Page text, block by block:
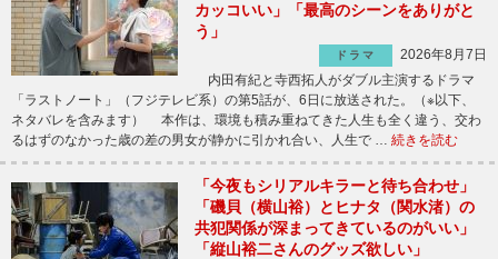
カッコいい」「最高のシーンをありがと
う」
ドラマ
2026年8月7日
内田有紀と寺西拓人がダブル主演するドラマ
「ラストノート」（フジテレビ系）の第5話が、6日に放送された。（※以下、
ネタバレを含みます） 本作は、環境も積み重ねてきた人生も全く違う、交わ
るはずのなかった歳の差の男女が静かに引かれ合い、人生で … 続きを読む
「今夜もシリアルキラーと待ち合わせ」
「磯貝（横山裕）とヒナタ（関水渚）の
共犯関係が深まってきているのがいい」
「縦山裕二さんのグッズ欲しい」